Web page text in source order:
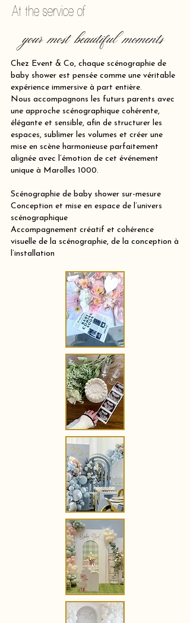
At the service of
your most beautiful moments
Chez Event & Co, chaque scénographie de
baby shower est pensée comme une véritable
expérience immersive à part entière.
Nous accompagnons les futurs parents avec
une approche scénographique cohérente,
élégante et sensible, afin de structurer les
espaces, sublimer les volumes et créer une
mise en scène harmonieuse parfaitement
alignée avec l’émotion de cet événement
unique à Marolles 1000.
Scénographie de baby shower sur-mesure
Conception et mise en espace de l’univers
scénographique
Accompagnement créatif et cohérence
visuelle de la scénographie, de la conception à
l’installation